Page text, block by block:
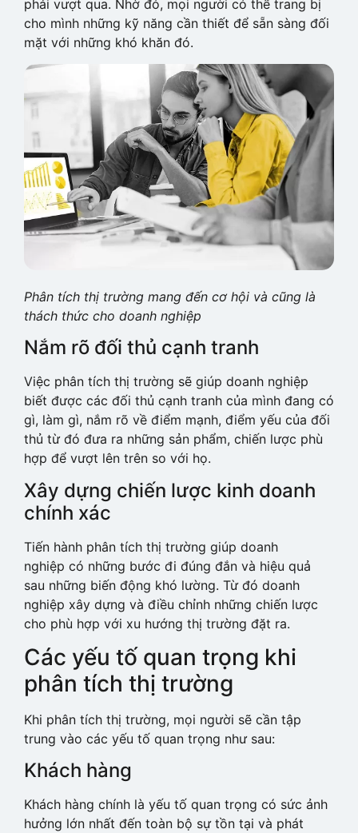
phải vượt qua. Nhờ đó, mọi người có thể trang bị
cho mình những kỹ năng cần thiết để sẵn sàng đối
mặt với những khó khăn đó.
Phân tích thị trường mang đến cơ hội và cũng là
thách thức cho doanh nghiệp
Nắm rõ đối thủ cạnh tranh
Việc phân tích thị trường sẽ giúp doanh nghiệp
biết được các đối thủ cạnh tranh của mình đang có
gì, làm gì, nắm rõ về điểm mạnh, điểm yếu của đối
thủ từ đó đưa ra những sản phẩm, chiến lược phù
hợp để vượt lên trên so với họ.
Xây dựng chiến lược kinh doanh
chính xác
Tiến hành phân tích thị trường giúp doanh
nghiệp có những bước đi đúng đắn và hiệu quả
sau những biến động khó lường. Từ đó doanh
nghiệp xây dựng và điều chỉnh những chiến lược
cho phù hợp với xu hướng thị trường đặt ra.
Các yếu tố quan trọng khi
phân tích thị trường
Khi phân tích thị trường, mọi người sẽ cần tập
trung vào các yếu tố quan trọng như sau:
Khách hàng
Khách hàng chính là yếu tố quan trọng có sức ảnh
hưởng lớn nhất đến toàn bộ sự tồn tại và phát